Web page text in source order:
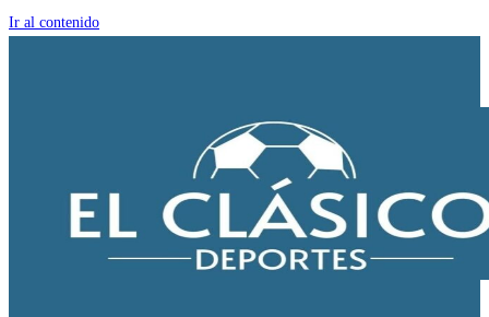
Ir al contenido